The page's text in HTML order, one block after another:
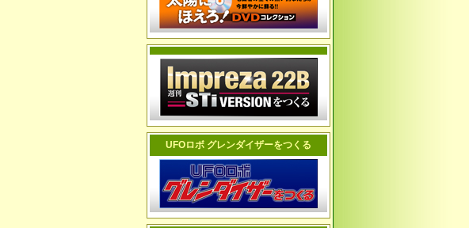
UFOロボ グレンダイザーをつくる